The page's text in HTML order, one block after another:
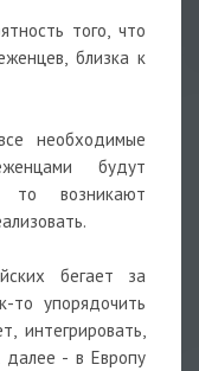
того, что
близка к
необходимые
будут
то возникают
бегает за
то упорядочить
интегрировать,
далее - в Европу